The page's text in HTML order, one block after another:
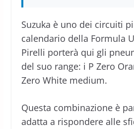
Suzuka è uno dei circuiti
calendario della Formula
Pirelli porterà qui gli
del suo range: i P Zero
Zero White medium.
Questa combinazione è
adatta a rispondere alle